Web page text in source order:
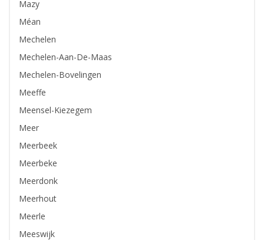
Mazy
Méan
Mechelen
Mechelen-Aan-De-Maas
Mechelen-Bovelingen
Meeffe
Meensel-Kiezegem
Meer
Meerbeek
Meerbeke
Meerdonk
Meerhout
Meerle
Meeswijk